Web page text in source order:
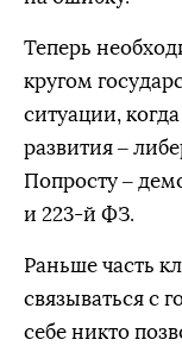
Теперь
кругом
ситуации,
развития –
Попросту –
и 223-й ФЗ.
Раньше часть
связываться с
себе никто